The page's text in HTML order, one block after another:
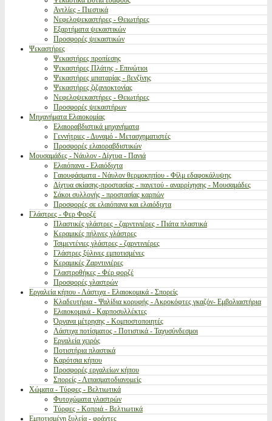
Αντλίες - Πιεστικά
Νεφελοψεκαστήρες - Θειωτήρες
Εξαρτήματα ψεκαστικών
Προσφορές ψεκαστικών
Ψεκαστήρες
Ψεκαστήρες προπίεσης
Ψεκαστήρες Πλάτης - Επινώτιοι
Ψεκαστήρες μπαταρίας - βενζίνης
Ψεκαστήρες ζιζανιοκτονίας
Νεφελοψεκαστήρες - Θειωτήρες
Προσφορές ψεκαστήρων
Μηχανήματα Ελαιοκομίας
Ελαιοραβδιστικά μηχανήματα
Γεννήτριες - Δυναμό - Μετασχηματιστές
Προσφορές ελαιοραβδιστικών
Μουσαμάδες - Νάυλον - Δίχτυα - Πανιά
Ελαιόπανα - Ελαιόδιχτα
Γαιουφάσματα - Νάυλον θερμοκηπίου - Φίλμ εδαφοκάλυψης
Δίχτυα σκίασης-προστασίας - παγετού - αναρρίχησης - Μουσαμάδες
Σάκοι συλλογής - προστασίας καρπών
Προσφορές σε ελαιόπανα και ελαιόδιχτα
Γλάστρες - Φερ Φορζέ
Πλαστικές γλάστρες - ζαρντινιέρες - Πιάτα πλαστικά
Κεραμικές πήλινες γλάστρες
Τσιμεντένιες γλάστρες - ζαρντινιέρες
Γλάστρες ξύλινες εμποτισμένες
Κεραμικές Ζαρντινιέρες
Γλαστροθήκες - Φέρ φορζέ
Προσφορές γλαστρών
Εργαλεία κήπου - Λάστιχα - Ελαιοκομικά - Σπορείς
Κλαδευτήρια - Ψαλίδια κορυφής - Ακροκόφτες γκαζόν- Εμβολιαστήρια
Ελαιοκομικά - Καρποσυλλέκτες
Όργανα μέτρησης - Κομποστοποιητές
Λάστιχα ποτίσματος - Ποτιστικά - Ταχυσύνδεσμοι
Εργαλεία χειρός
Ποτιστήρια πλαστικά
Καρότσια κήπου
Προσφορές εργαλείων κήπου
Σπορείς - Λιπασματοδιανομείς
Χώματα - Τύρφες - Βελτιωτικά
Φυτοχώματα γλαστρών
Τύρφες - Κοπριά - Βελτιωτικά
Εμποτισμένη ξυλεία - φράχτες